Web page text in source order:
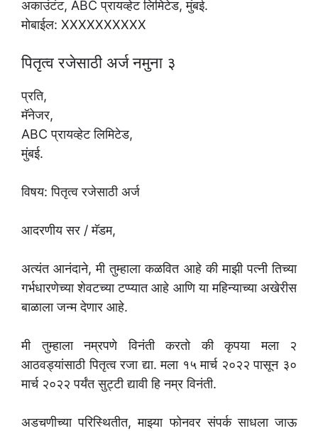
अकाउंटंट, ABC प्रायव्हेट लिमिटेड, मुंबई.
मोबाईल: XXXXXXXXXX
पितृत्व रजेसाठी अर्ज नमुना ३
प्रति,
मॅनेजर,
ABC प्रायव्हेट लिमिटेड,
मुंबई.
विषय: पितृत्व रजेसाठी अर्ज
आदरणीय सर / मॅडम,
अत्यंत आनंदाने, मी तुम्हाला कळवित आहे की माझी पत्नी तिच्या
गर्भधारणेच्या शेवटच्या टप्प्यात आहे आणि या महिन्याच्या अखेरीस
बाळाला जन्म देणार आहे.
मी तुम्हाला नम्रपणे विनंती करतो की कृपया मला २
आठवड्यांसाठी पितृत्व रजा द्या. मला १५ मार्च २०२२ पासून ३०
मार्च २०२२ पर्यंत सुट्टी द्यावी हि नम्र विनंती.
अडचणीच्या परिस्थितीत, माझ्या फोनवर संपर्क साधला जाऊ